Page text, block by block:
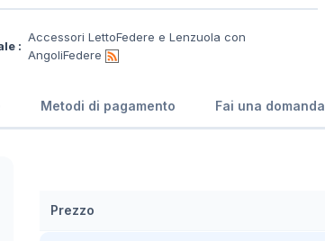
:
Accessori LettoFedere e Lenzuola con
AngoliFedere
Metodi di pagamento Fai una domanda
Prezzo